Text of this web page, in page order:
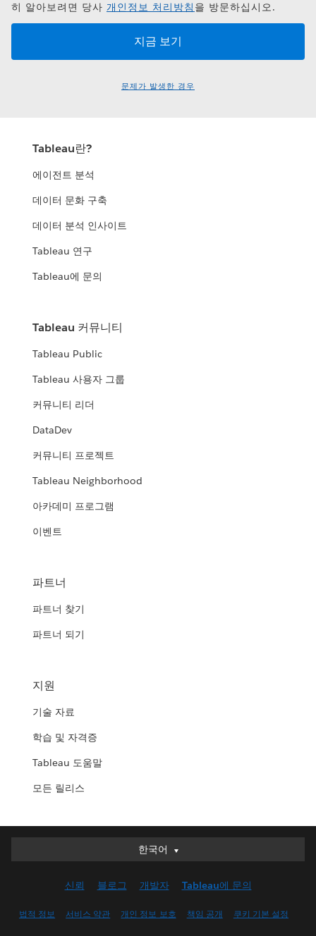
히 알아보려면 당사 개인정보 처리방침 을 방문하십시오.
문제가 발생한 경우
Tableau란?
에이전트 분석
데이터 문화 구축
데이터 분석 인사이트
Tableau 연구
Tableau에 문의
Tableau 커뮤니티
Tableau Public
Tableau 사용자 그룹
커뮤니티 리더
DataDev
커뮤니티 프로젝트
Tableau Neighborhood
아카데미 프로그램
이벤트
파트너
파트너 찾기
파트너 되기
지원
기술 자료
학습 및 자격증
Tableau 도움말
모든 릴리스
한국어
한국어
English (UK)
신뢰 블로그 개발자 Tableau에 문의
법적 정보 서비스 약관 개인 정보 보호 책임 공개 쿠키 기본 설정